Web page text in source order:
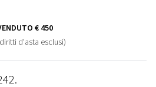
€ 450
d'asta esclusi)